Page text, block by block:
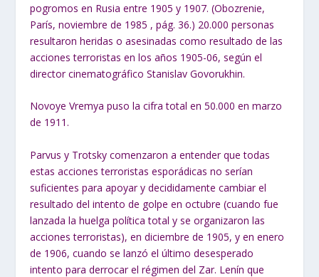
pogromos en Rusia entre 1905 y 1907. (Obozrenie,
París, noviembre de 1985 , pág. 36.) 20.000 personas
resultaron heridas o asesinadas como resultado de las
acciones terroristas en los años 1905-06, según el
director cinematográfico Stanislav Govorukhin.
Novoye Vremya puso la cifra total en 50.000 en marzo
de 1911.
Parvus y Trotsky comenzaron a entender que todas
estas acciones terroristas esporádicas no serían
suficientes para apoyar y decididamente cambiar el
resultado del intento de golpe en octubre (cuando fue
lanzada la huelga política total y se organizaron las
acciones terroristas), en diciembre de 1905, y en enero
de 1906, cuando se lanzó el último desesperado
intento para derrocar el régimen del Zar. Lenín que